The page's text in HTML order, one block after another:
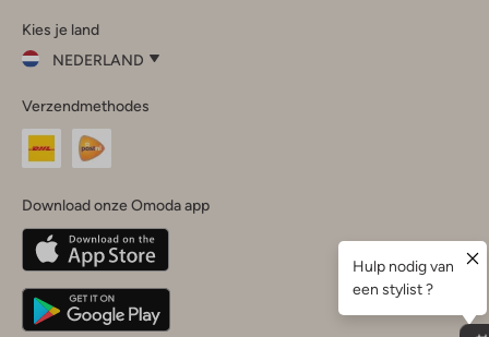
InstagramFacebook
Kies je land
NEDERLAND
je
land
Nederland
Belgique(Français)
Deutschland
Verzendmethodes
Download onze Omoda app